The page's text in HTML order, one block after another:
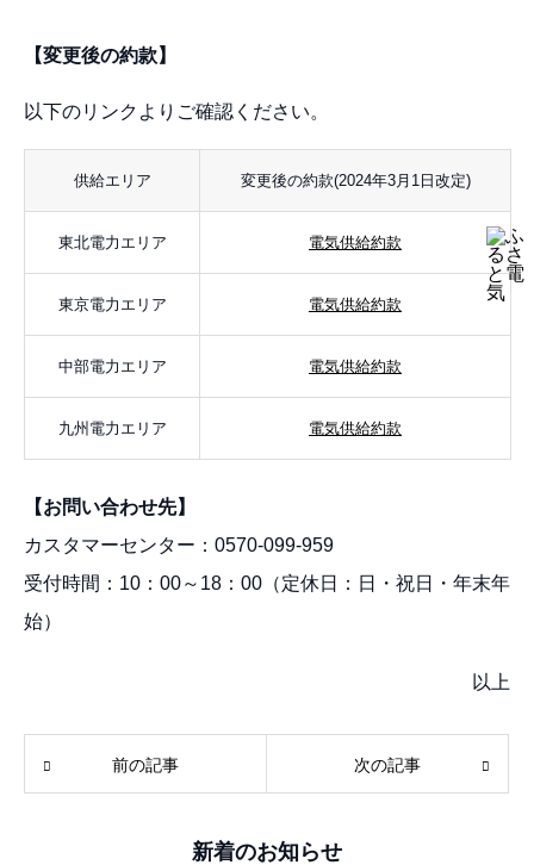
【変更後の約款】
以下のリンクよりご確認ください。
供給エリア 変更後の約款(2024年3月1日改定)
東北電力エリア 電気供給約款
東京電力エリア 電気供給約款
中部電力エリア 電気供給約款
九州電力エリア 電気供給約款
【お問い合わせ先】
カスタマーセンター：0570-099-959
受付時間：10：00～18：00（定休日：日・祝日・年末年
始）
以上
前の記事 次の記事
新着のお知らせ